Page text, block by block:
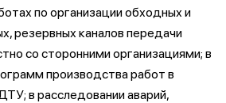
по организации обходных и
резервных каналов передачи
со сторонними организациями; в
производства работ в
в расследовании аварий,